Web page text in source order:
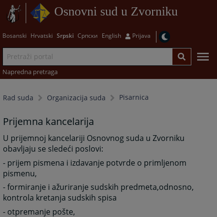
Osnovni sud u Zvorniku
Bosanski Hrvatski Srpski Српски English Prijava
Napredna pretraga
Rad suda Organizacija suda Pisarnica
Prijemna kancelarija
U prijemnoj kancelariji Osnovnog suda u Zvorniku
obavljaju se sledeći poslovi:
- prijem pismena i izdavanje potvrde o primljenom
pismenu,
- formiranje i ažuriranje sudskih predmeta,odnosno,
kontrola kretanja sudskih spisa
- otpremanje pošte,